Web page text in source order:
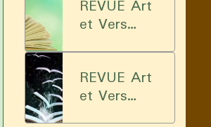
REVUE Art
et Vers
REVUE Art
et Vers